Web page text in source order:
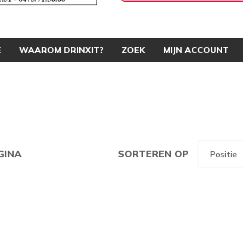
WAAROM DRINXIT? ZOEK MIJN ACCOUNT
SORTEREN OP